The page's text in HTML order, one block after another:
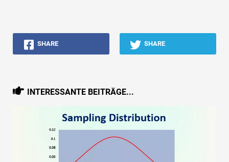
SHARE SHARE
INTERESSANTE BEITRÄGE...